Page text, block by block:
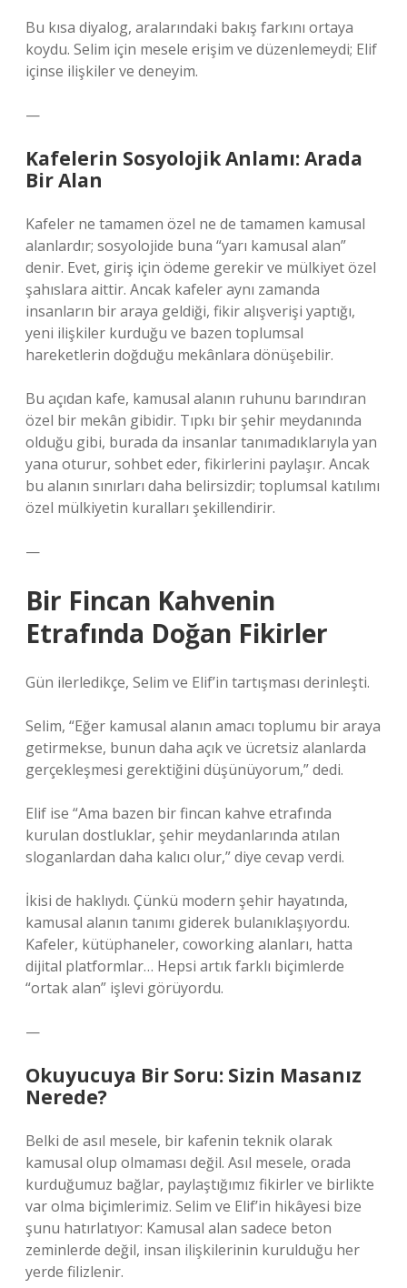
Bu kısa diyalog, aralarındaki bakış farkını ortaya
koydu. Selim için mesele erişim ve düzenlemeydi; Elif
içinse ilişkiler ve deneyim.
—
Kafelerin Sosyolojik Anlamı: Arada
Bir Alan
Kafeler ne tamamen özel ne de tamamen kamusal
alanlardır; sosyolojide buna “yarı kamusal alan”
denir. Evet, giriş için ödeme gerekir ve mülkiyet özel
şahıslara aittir. Ancak kafeler aynı zamanda
insanların bir araya geldiği, fikir alışverişi yaptığı,
yeni ilişkiler kurduğu ve bazen toplumsal
hareketlerin doğduğu mekânlara dönüşebilir.
Bu açıdan kafe, kamusal alanın ruhunu barındıran
özel bir mekân gibidir. Tıpkı bir şehir meydanında
olduğu gibi, burada da insanlar tanımadıklarıyla yan
yana oturur, sohbet eder, fikirlerini paylaşır. Ancak
bu alanın sınırları daha belirsizdir; toplumsal katılımı
özel mülkiyetin kuralları şekillendirir.
—
Bir Fincan Kahvenin
Etrafında Doğan Fikirler
Gün ilerledikçe, Selim ve Elif’in tartışması derinleşti.
Selim, “Eğer kamusal alanın amacı toplumu bir araya
getirmekse, bunun daha açık ve ücretsiz alanlarda
gerçekleşmesi gerektiğini düşünüyorum,” dedi.
Elif ise “Ama bazen bir fincan kahve etrafında
kurulan dostluklar, şehir meydanlarında atılan
sloganlardan daha kalıcı olur,” diye cevap verdi.
İkisi de haklıydı. Çünkü modern şehir hayatında,
kamusal alanın tanımı giderek bulanıklaşıyordu.
Kafeler, kütüphaneler, coworking alanları, hatta
dijital platformlar… Hepsi artık farklı biçimlerde
“ortak alan” işlevi görüyordu.
—
Okuyucuya Bir Soru: Sizin Masanız
Nerede?
Belki de asıl mesele, bir kafenin teknik olarak
kamusal olup olmaması değil. Asıl mesele, orada
kurduğumuz bağlar, paylaştığımız fikirler ve birlikte
var olma biçimlerimiz. Selim ve Elif’in hikâyesi bize
şunu hatırlatıyor: Kamusal alan sadece beton
zeminlerde değil, insan ilişkilerinin kurulduğu her
yerde filizlenir.